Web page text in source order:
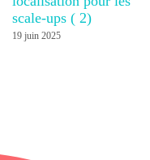
scale-ups ( 2)
19 juin 2025